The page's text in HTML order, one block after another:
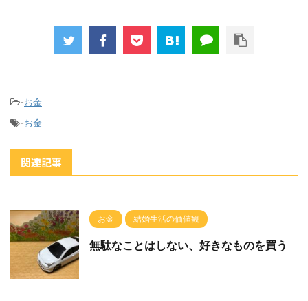
-お金
-お金
関連記事
お金 結婚生活の価値観
無駄なことはしない、好きなものを買う